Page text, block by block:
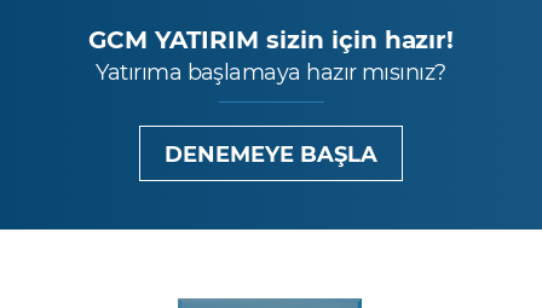
GCM YATIRIM sizin için hazır!
Yatırıma başlamaya hazır mısınız?
DENEMEYE BAŞLA